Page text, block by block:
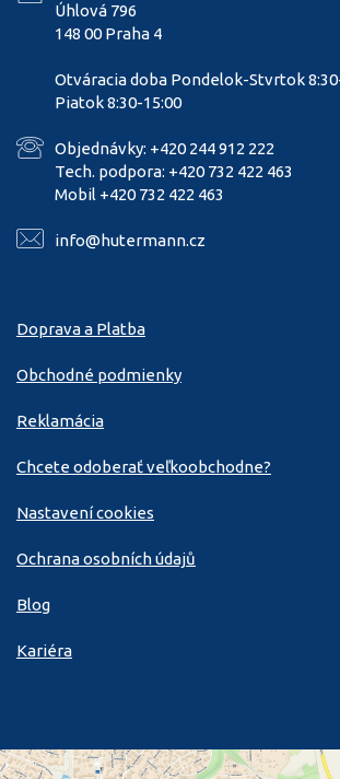
Úhlová 796
148 00 Praha 4
Otváracia doba Pondelok-Stvrtok
Piatok 8:30-15:00
Objednávky: +420 244 912 222
Tech. podpora: +420 732 422 463
Mobil +420 732 422 463
info@hutermann.cz
Doprava a Platba
Obchodné podmienky
Reklamácia
Chcete odoberať veľkoobchodne?
Nastavení cookies
Ochrana osobních údajů
Blog
Kariéra